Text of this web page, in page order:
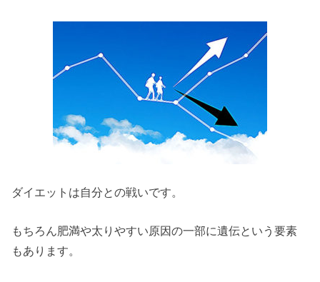
ダイエットは自分との戦いです。
もちろん肥満や太りやすい原因の一部に遺伝という要素
もあります。